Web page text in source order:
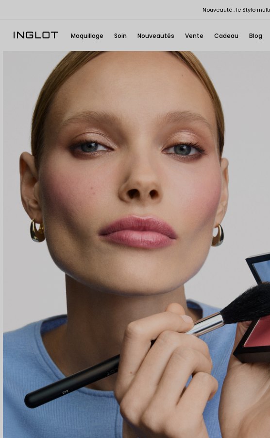
Nouveauté : le Stylo
Maquillage Soin Nouveautés Vente Cadeau Blog